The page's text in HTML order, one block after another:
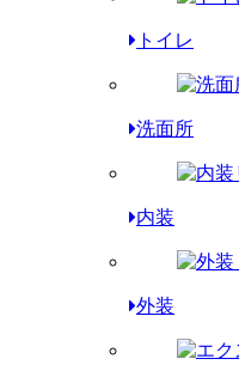
トイレ
洗面所
内装
外装